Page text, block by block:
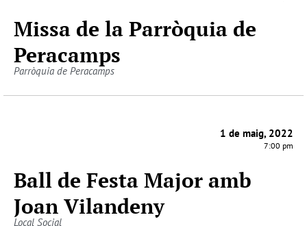
Missa de la Parròquia de
Peracamps
Parròquia de Peracamps
1 de maig, 2022
7:00 pm
Ball de Festa Major amb
Joan Vilandeny
Local Social